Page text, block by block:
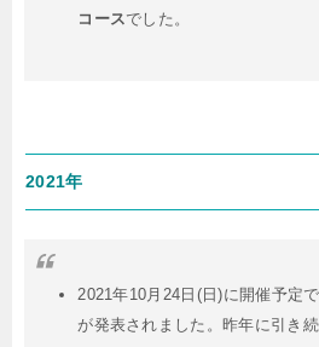
コースでした。
2021年
2021年10月24日(日)に開催予定
が発表されました。昨年に引き